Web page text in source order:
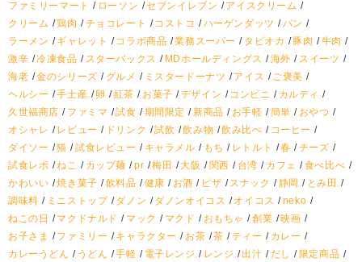
ファミリーマート ローソン セブンイレブン
アイスクリーム
クリーム
鶏肉 チョコレート コストコ ハーゲンダッツ
パン
ラーメン
ギャレット コラボ商品 業務スーパー タピオカ 豚肉
牛肉
激辛 冷凍食品 スターバックス MDホールディングス 海外
スイーツ
海老 金のシリーズ グルメ ミスタードーナツ アイス
ご褒美
ヘルシー
手土産 卵 紅茶 お菓子 デザイン コンビニ
カルディ
久世福商店
ファミマ 試食 期間限定 新商品 お手軽 簡単
おやつ
オシャレ
レビュー ドリンク 試飲 飲み物 飲み比べ
コーヒー
ダイソー
猫 試食レビュー キャラメル もち レトルト 春
チーズ
試食レポ ねこ カップ麺 pr 梅田 大阪 関西 台湾 カフェ
食べ比べ
かわいい 焼き菓子 飲料品 健康 お酒 ピザ スナック 静岡
とみ田
調味料
ミニストップ ダノン ダノンオイコス オイコス
neko
ねこの日
マクドナルド マック マクド おもちゃ 創業 映画
お子さま
ファミリー キャラクター お茶 茶 ティー
カレー
カレーうどん
うどん 手軽 電子レンジ レンジ 出汁 だし
限定商品